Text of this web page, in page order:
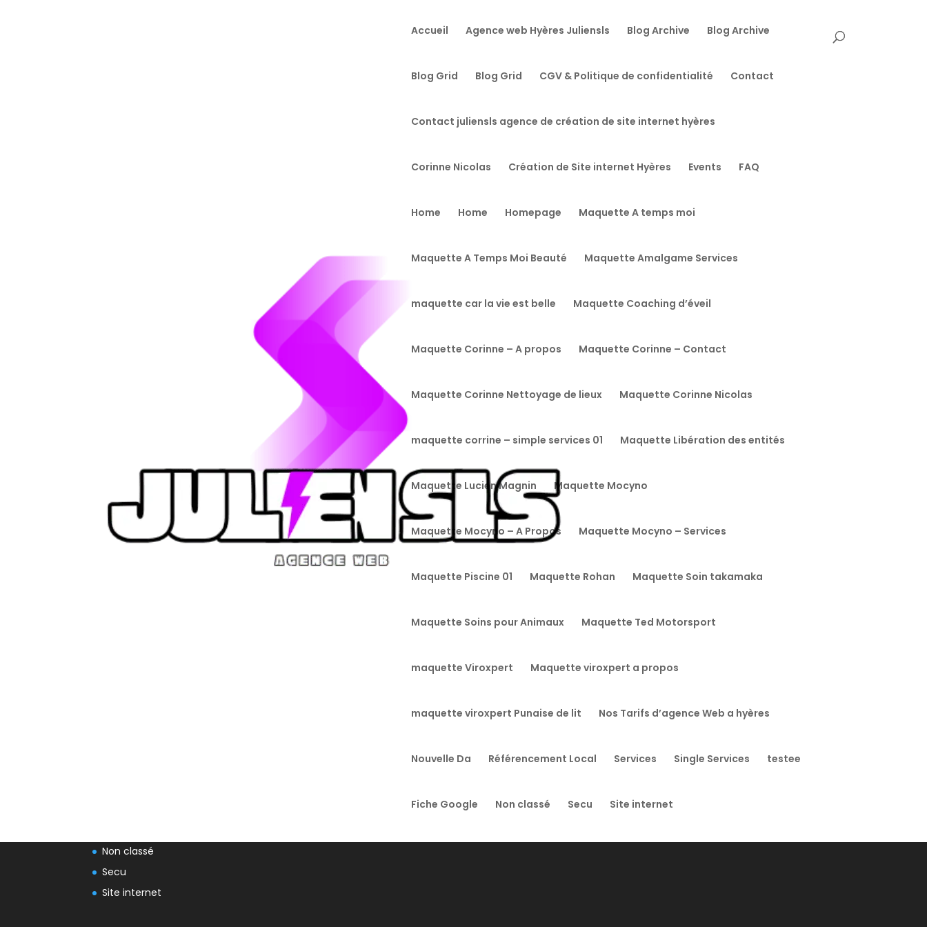
Accueil Agence web Hyères Juliensls Blog Archive Blog Archive
Blog Grid Blog Grid CGV & Politique de confidentialité Contact
Contact juliensls agence de création de site internet hyères
Corinne Nicolas Création de Site internet Hyères Events FAQ
Home Home Homepage Maquette A temps moi
Maquette A Temps Moi Beauté Maquette Amalgame Services
maquette car la vie est belle Maquette Coaching d’éveil
Maquette Corinne – A propos Maquette Corinne – Contact
Maquette Corinne Nettoyage de lieux Maquette Corinne Nicolas
maquette corrine – simple services 01 Maquette Libération des entités
Maquette Lucien Magnin Maquette Mocyno
Maquette Mocyno – A Propos Maquette Mocyno – Services
Maquette Piscine 01 Maquette Rohan Maquette Soin takamaka
Maquette Soins pour Animaux Maquette Ted Motorsport
maquette Viroxpert Maquette viroxpert a propos
maquette viroxpert Punaise de lit Nos Tarifs d’agence Web a hyères
Nouvelle Da Référencement Local Services Single Services testee
Fiche Google Non classé Secu Site internet
my time in Bali specifically at Cassava one porttitor ipsum dolor sit amet Canggu!
Non classé
Secu
Site internet